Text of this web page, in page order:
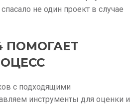
не один проект в случае
ПОМОГАЕТ
с подходящими
инструменты для оценки и